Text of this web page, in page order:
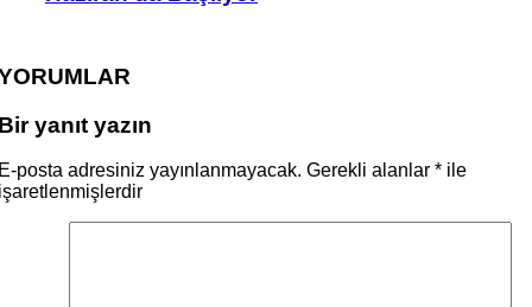
yanıt yazın
posta adresiniz yayınlanmayacak. Gerekli alanlar * ile